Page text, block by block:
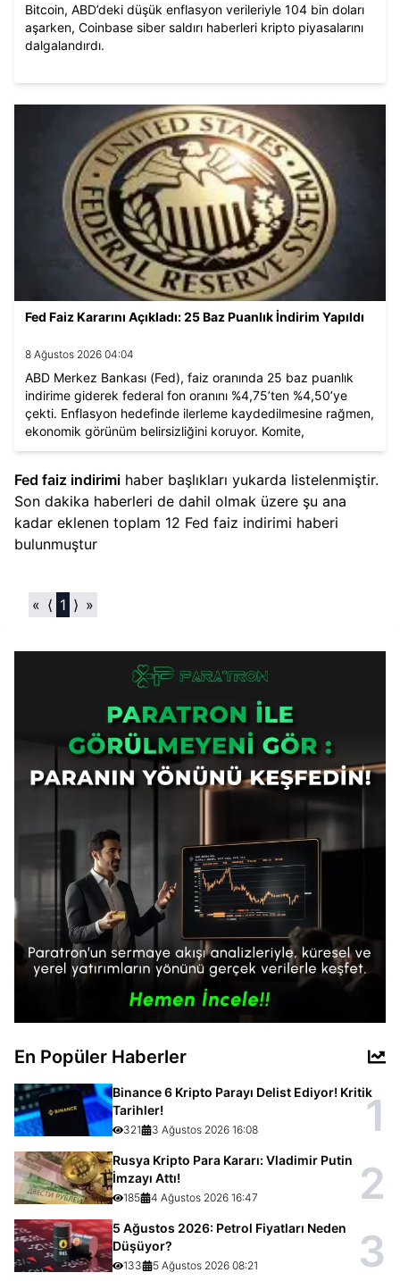
Bitcoin, ABD’deki düşük enflasyon verileriyle 104 bin doları
aşarken, Coinbase siber saldırı haberleri kripto piyasalarını
dalgalandırdı.
Fed Faiz Kararını Açıkladı: 25 Baz Puanlık İndirim Yapıldı
8 Ağustos 2026 04:04
ABD Merkez Bankası (Fed), faiz oranında 25 baz puanlık
indirime giderek federal fon oranını %4,75’ten %4,50’ye
çekti. Enflasyon hedefinde ilerleme kaydedilmesine rağmen,
ekonomik görünüm belirsizliğini koruyor. Komite,
gelecekteki politika adımlarını risklere göre
Fed faiz indirimi haber başlıkları yukarda listelenmiştir.
Son dakika haberleri de dahil olmak üzere şu ana
kadar eklenen toplam 12 Fed faiz indirimi haberi
bulunmuştur
« ⟨ 1 ⟩ »
En Popüler Haberler
Binance 6 Kripto Parayı Delist Ediyor! Kritik
Tarihler!
321 3 Ağustos 2026 16:08 1
Rusya Kripto Para Kararı: Vladimir Putin
İmzayı Attı!
185 4 Ağustos 2026 16:47 2
5 Ağustos 2026: Petrol Fiyatları Neden
Düşüyor?
133 5 Ağustos 2026 08:21 3